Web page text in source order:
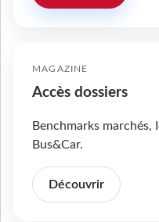
MAGAZINE
Accès dossiers
Benchmarks
Bus&Car.
Découvrir